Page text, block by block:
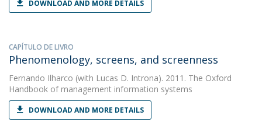
DOWNLOAD AND MORE DETAILS
CAPÍTULO DE LIVRO
Phenomenology, screens, and screenness
Fernando Ilharco (with Lucas D. Introna). 2011. The Oxford
Handbook of management information systems
DOWNLOAD AND MORE DETAILS